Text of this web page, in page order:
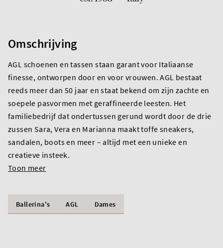
Omschrijving
AGL schoenen en tassen staan garant voor Italiaanse
finesse, ontworpen door en voor vrouwen. AGL bestaat
reeds meer dan 50 jaar en staat bekend om zijn zachte en
soepele pasvormen met geraffineerde leesten. Het
familiebedrijf dat ondertussen gerund wordt door de drie
zussen Sara, Vera en Marianna maakt toffe sneakers,
sandalen, boots en meer – altijd met een unieke en
creatieve insteek.
Toon meer
Ballerina's AGL Dames